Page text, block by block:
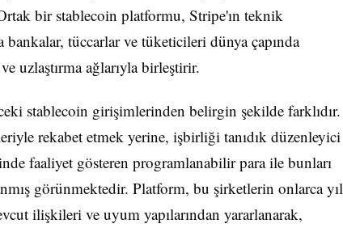
bir stablecoin platformu, Stripe'ın teknik
tüccarlar ve tüketicileri dünya çapında
uzlaştırma ağlarıyla birleştirir.
stablecoin girişimlerinden belirgin şekilde farklıdır.
rekabet etmek yerine, işbirliği tanıdık düzenleyici
faaliyet gösteren programlanabilir para ile bunları
görünmektedir. Platform, bu şirketlerin onlarca yıl
ilişkileri ve uyum yapılarından yararlanarak,